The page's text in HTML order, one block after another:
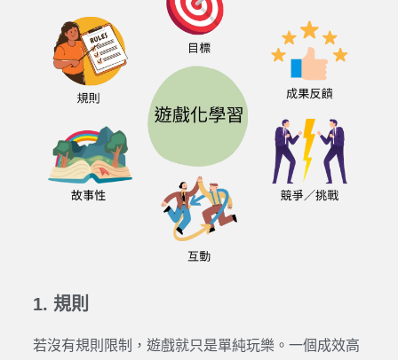
1. 規則
若沒有規則限制，遊戲就只是單純玩樂。一個成效高